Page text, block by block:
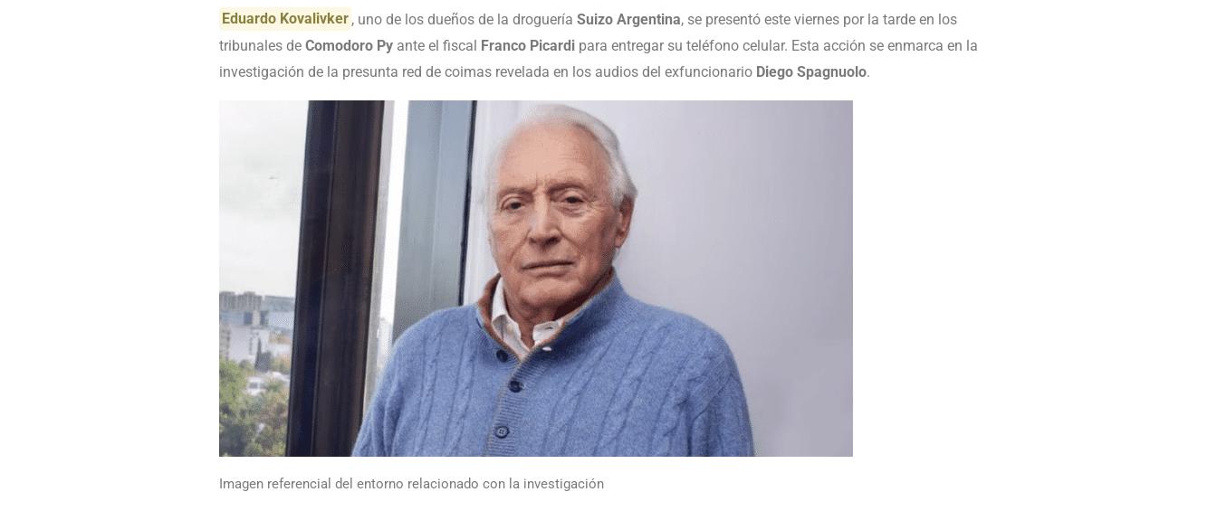
Eduardo Kovalivker , uno de los dueños de la drogueríaSuizo Argentina, se presentó este viernes por la tarde en los
tribunales de Comodoro Py ante el fiscal Franco Picardi para entregar su teléfono celular. Esta acción se enmarca en la
investigación de la presunta red de coimas revelada en los audios del exfuncionario Diego Spagnuolo.
Imagen referencial del entorno relacionado con la investigación